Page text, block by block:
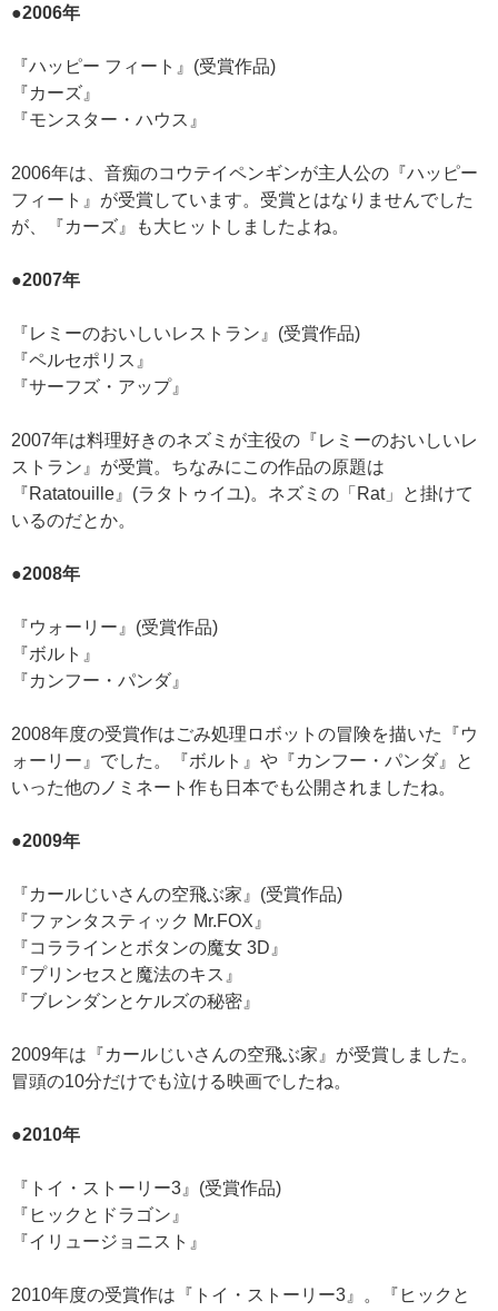
●2006年
『ハッピー フィート』(受賞作品)
『カーズ』
『モンスター・ハウス』
2006年は、音痴のコウテイペンギンが主人公の『ハッピー
フィート』が受賞しています。受賞とはなりませんでした
が、『カーズ』も大ヒットしましたよね。
●2007年
『レミーのおいしいレストラン』(受賞作品)
『ペルセポリス』
『サーフズ・アップ』
2007年は料理好きのネズミが主役の『レミーのおいしいレ
ストラン』が受賞。ちなみにこの作品の原題は
『Ratatouille』(ラタトゥイユ)。ネズミの「Rat」と掛けて
いるのだとか。
●2008年
『ウォーリー』(受賞作品)
『ボルト』
『カンフー・パンダ』
2008年度の受賞作はごみ処理ロボットの冒険を描いた『ウ
ォーリー』でした。『ボルト』や『カンフー・パンダ』と
いった他のノミネート作も日本でも公開されましたね。
●2009年
『カールじいさんの空飛ぶ家』(受賞作品)
『ファンタスティック Mr.FOX』
『コララインとボタンの魔女 3D』
『プリンセスと魔法のキス』
『ブレンダンとケルズの秘密』
2009年は『カールじいさんの空飛ぶ家』が受賞しました。
冒頭の10分だけでも泣ける映画でしたね。
●2010年
『トイ・ストーリー3』(受賞作品)
『ヒックとドラゴン』
『イリュージョニスト』
2010年度の受賞作は『トイ・ストーリー3』。『ヒックと